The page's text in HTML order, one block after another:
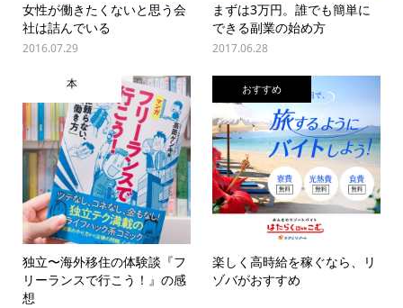
女性が働きたくないと思う会
社は詰んでいる
2016.07.29
まずは3万円。誰でも簡単に
できる副業の始め方
2017.06.28
本
独立〜海外移住の体験談『フ
リーランスで行こう！』の感
想
おすすめ
楽しく高時給を稼ぐなら、リ
ゾバがおすすめ